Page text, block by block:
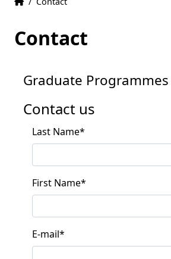
Contact
Graduate Programmes
Contact us
Last Name*
First Name*
E-mail*